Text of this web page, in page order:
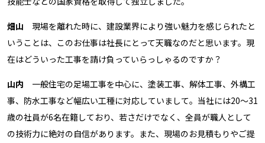
畑山 現場を離れた時に、建設業界により強い魅力を感じられたと
いうことは、このお仕事は社長にとって天職なのだと思います。現
在はどういった工事を請け負っていらっしゃるのですか？
山内 一般住宅の足場工事を中心に、塗装工事、解体工事、外構工
事、防水工事など幅広い工種に対応していまして。当社には20～31
歳の社員が6名在籍しており、若さだけでなく、全員が職人として
の技術力に絶対の自信があります。また、現場のお見積もりやご提